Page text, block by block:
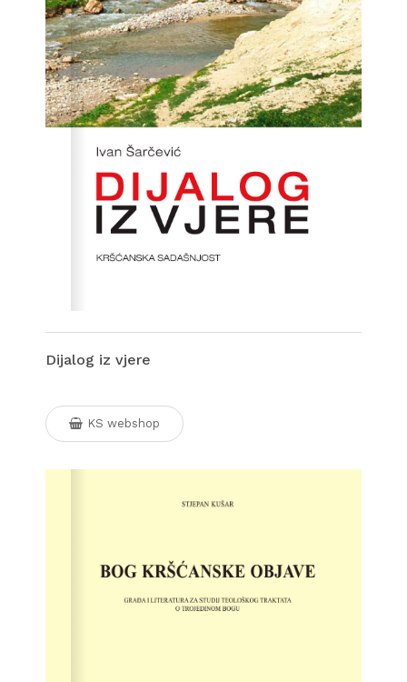
Dijalog iz vjere
KS webshop